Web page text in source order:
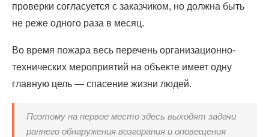
проверки согласуется с заказчиком, но должна быть
не реже одного раза в месяц.
Во время пожара весь перечень организационно-
технических мероприятий на объекте имеет одну
главную цель — спасение жизни людей.
Поэтому на первое место здесь выходят задачи
раннего обнаружения возгорания и оповещения